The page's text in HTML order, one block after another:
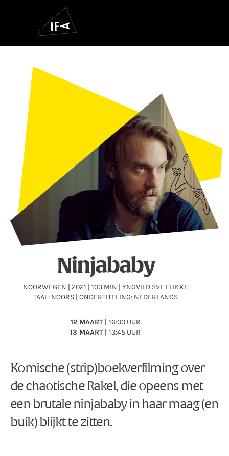
Navigatie
overslaan
Ninjababy
NOORWEGEN | 2021 | 103 MIN | YNGVILD SVE FLIKKE
TAAL: NOORS | ONDERTITELING: NEDERLANDS
12 MAART | 16:00 UUR
13 MAART |13:45 UUR
Komische (strip)boekverfilming over
de chaotische Rakel, die opeens met
een brutale ninjababy in haar maag (en
buik) blijkt te zitten.